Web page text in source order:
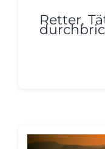
Retter,